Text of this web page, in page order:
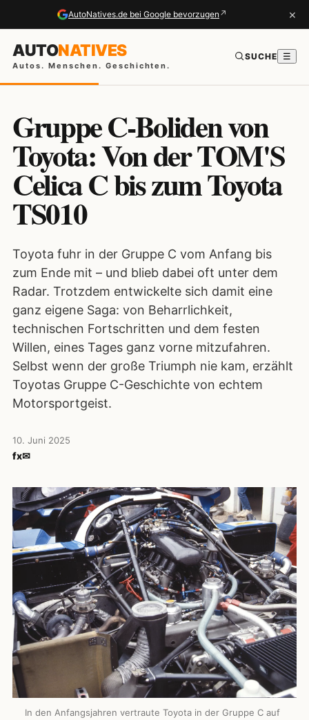
AutoNatives.de bei Google bevorzugen ↗ ×
AUTONATIVES
Autos. Menschen. Geschichten.
SUCHE ☰
Gruppe C-Boliden von
Toyota: Von der TOM'S
Celica C bis zum Toyota
TS010
Toyota fuhr in der Gruppe C vom Anfang bis
zum Ende mit – und blieb dabei oft unter dem
Radar. Trotzdem entwickelte sich damit eine
ganz eigene Saga: von Beharrlichkeit,
technischen Fortschritten und dem festen
Willen, eines Tages ganz vorne mitzufahren.
Selbst wenn der große Triumph nie kam, erzählt
Toyotas Gruppe C-Geschichte von echtem
Motorsportgeist.
10. Juni 2025
fx✉
In den Anfangsjahren vertraute Toyota in der Gruppe C auf